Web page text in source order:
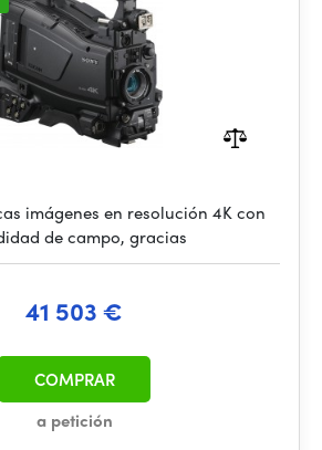
imágenes en resolución 4K con
de campo, gracias
41 503 €
a petición
COMPRAR